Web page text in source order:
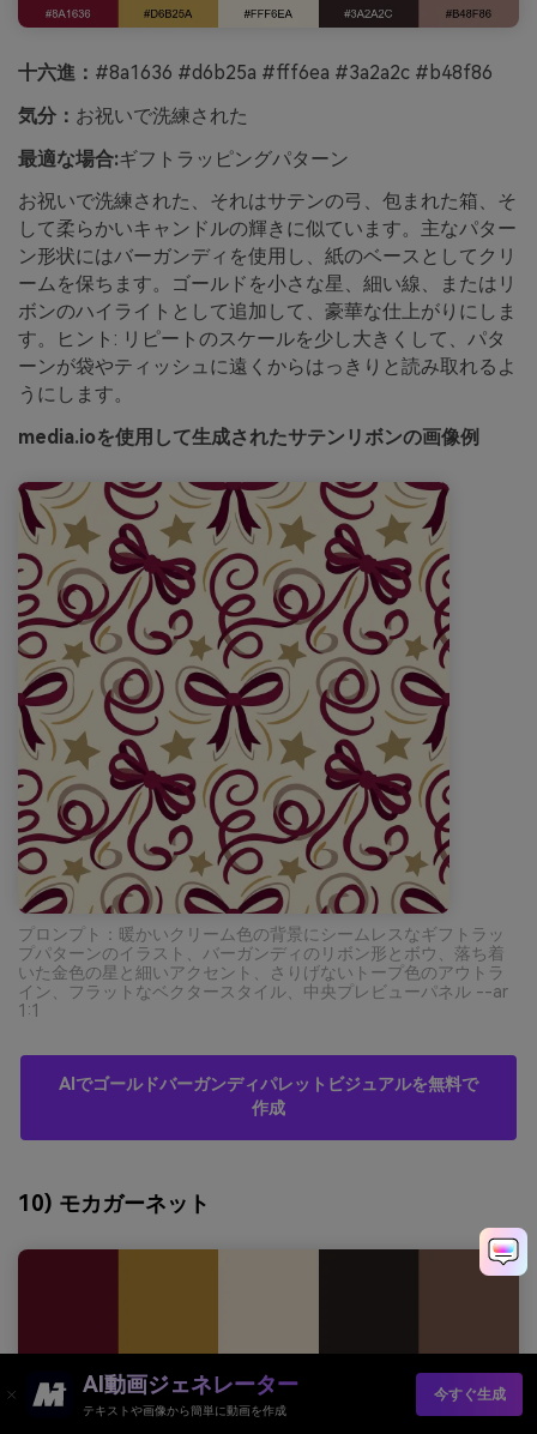
十六進： #8a1636 #d6b25a #fff6ea #3a2a2c #b48f86
気分： お祝いで洗練された
最適な場合:ギフトラッピングパターン
お祝いで洗練された、それはサテンの弓、包まれた箱、そ
して柔らかいキャンドルの輝きに似ています。主なパター
ン形状にはバーガンディを使用し、紙のベースとしてクリ
ームを保ちます。ゴールドを小さな星、細い線、またはリ
ボンのハイライトとして追加して、豪華な仕上がりにしま
す。ヒント: リピートのスケールを少し大きくして、パタ
ーンが袋やティッシュに遠くからはっきりと読み取れるよ
うにします。
media.ioを使用して生成されたサテンリボンの画像例
プロンプト：暖かいクリーム色の背景にシームレスなギフトラッ
プパターンのイラスト、バーガンディのリボン形とボウ、落ち着
いた金色の星と細いアクセント、さりげないトープ色のアウトラ
イン、フラットなベクタースタイル、中央プレビューパネル --ar
1:1
AIでゴールドバーガンディパレットビジュアルを無料で
作成
10) モカガーネット
AI動画ジェネレーター
テキストや画像から簡単に動画を作成
今すぐ生成